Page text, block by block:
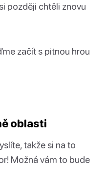
později chtěli znovu
začít s pitnou hrou
oblasti
takže si na to
Možná vám to bude